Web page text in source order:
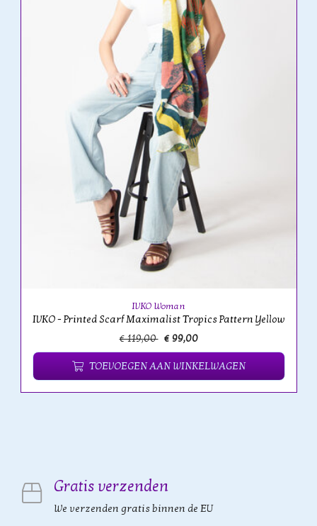
IVKO Woman
IVKO - Printed Scarf Maximalist Tropics Pattern Yellow
€ 119,00 € 99,00
TOEVOEGEN AAN WINKELWAGEN
Gratis verzenden
We verzenden gratis binnen de EU